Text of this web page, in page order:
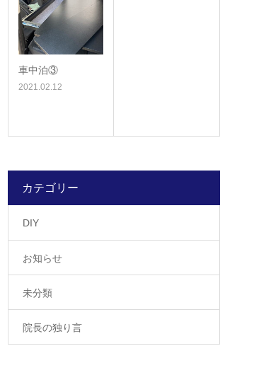
車中泊③
2021.02.12
カテゴリー
DIY
お知らせ
未分類
院長の独り言